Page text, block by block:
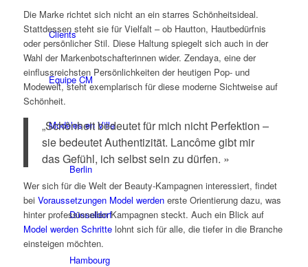
Clients
Équipe CM
Modèles en Ville
Berlin
Düsseldorf
Hambourg
Die Marke richtet sich nicht an ein starres Schönheitsideal.
Stattdessen steht sie für Vielfalt – ob Hautton, Hautbedürfnis
oder persönlicher Stil. Diese Haltung spiegelt sich auch in der
Wahl der Markenbotschafterinnen wider. Zendaya, eine der
einflussreichsten Persönlichkeiten der heutigen Pop- und
Modewelt, steht exemplarisch für diese moderne Sichtweise auf
Schönheit.
„Schönheit bedeutet für mich nicht Perfektion –
sie bedeutet Authentizität. Lancôme gibt mir
das Gefühl, ich selbst sein zu dürfen. »
Wer sich für die Welt der Beauty-Kampagnen interessiert, findet
bei Voraussetzungen Model werdenerste Orientierung dazu, was
hinter professionellen Kampagnen steckt. Auch ein Blick auf
Model werden Schrittelohnt sich für alle, die tiefer in die Branche
einsteigen möchten.